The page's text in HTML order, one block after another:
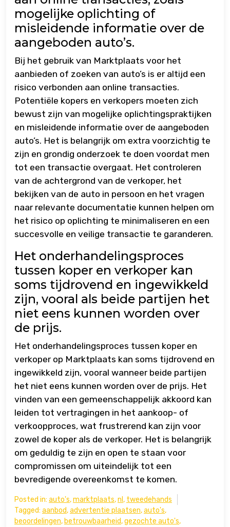
mogelijke oplichting of
misleidende informatie over de
aangeboden auto’s.
Bij het gebruik van Marktplaats voor het
aanbieden of zoeken van auto’s is er altijd een
risico verbonden aan online transacties.
Potentiële kopers en verkopers moeten zich
bewust zijn van mogelijke oplichtingspraktijken
en misleidende informatie over de aangeboden
auto’s. Het is belangrijk om extra voorzichtig te
zijn en grondig onderzoek te doen voordat men
tot een transactie overgaat. Het controleren
van de achtergrond van de verkoper, het
bekijken van de auto in persoon en het vragen
naar relevante documentatie kunnen helpen om
het risico op oplichting te minimaliseren en een
succesvolle en veilige transactie te garanderen.
Het onderhandelingsproces
tussen koper en verkoper kan
soms tijdrovend en ingewikkeld
zijn, vooral als beide partijen het
niet eens kunnen worden over
de prijs.
Het onderhandelingsproces tussen koper en
verkoper op Marktplaats kan soms tijdrovend en
ingewikkeld zijn, vooral wanneer beide partijen
het niet eens kunnen worden over de prijs. Het
vinden van een gemeenschappelijk akkoord kan
leiden tot vertragingen in het aankoop- of
verkoopproces, wat frustrerend kan zijn voor
zowel de koper als de verkoper. Het is belangrijk
om geduldig te zijn en open te staan voor
compromissen om uiteindelijk tot een
bevredigende overeenkomst te komen.
Posted in: auto's,marktplaats,nl , tweedehands
Tagged: aanbod,advertentie plaatsen,auto's,
beoordelingen, betrouwbaarheid,gezochte auto's,